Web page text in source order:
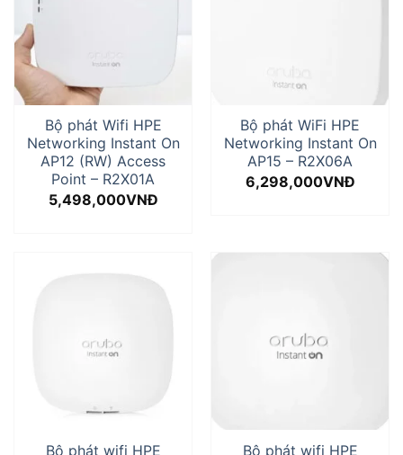
Bộ phát Wifi HPE
Networking Instant On
AP12 (RW) Access
Point – R2X01A
5,498,000VNĐ
Bộ phát WiFi HPE
Networking Instant On
AP15 – R2X06A
6,298,000VNĐ
Bộ phát wifi HPE
Bộ phát wifi HPE